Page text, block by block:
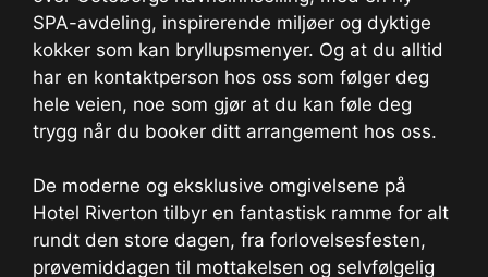
SPA-avdeling, inspirerende miljøer og dyktige
kokker som kan bryllupsmenyer. Og at du alltid
har en kontaktperson hos oss som følger deg
hele veien, noe som gjør at du kan føle deg
trygg når du booker ditt arrangement hos oss.
De moderne og eksklusive omgivelsene på
Hotel Riverton tilbyr en fantastisk ramme for alt
rundt den store dagen, fra forlovelsesfesten,
prøvemiddagen til mottakelsen og selvfølgelig